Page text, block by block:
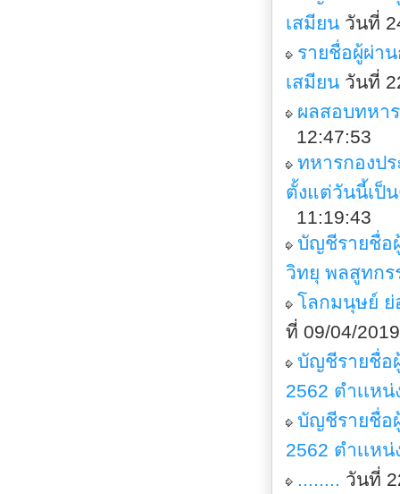
เสมียน วันที่
รายชื่อผู้ผ่า
เสมียน วันที่
ผลสอบทหา
12:47:53
ทหารกองป
ตั้งแต่วันนี้เป็
11:19:43
บัญชีรายชื่อ
วิทยุ พลสูทกร
โลกมนุษย์
ที่ 09/04/
บัญชีรายชื่อ
2562 ตำเเห
บัญชีรายชื่อ
2562 ตำเเห
........ วันที่